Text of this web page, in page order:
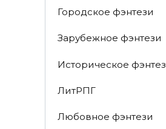
Городское фэнтези
Зарубежное фэнтези
Историческое
ЛитРПГ
Любовное фэнтези